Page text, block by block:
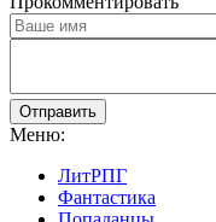
Отправить
Меню:
ЛитРПГ
Фантастика